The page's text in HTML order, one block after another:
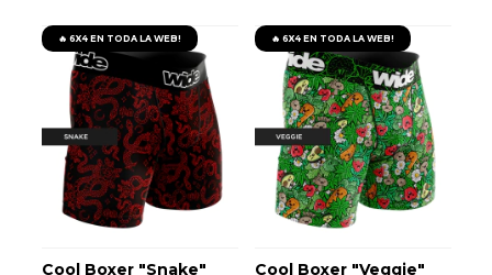
🔥 6X4 EN TODA LA WEB!
Cool Boxer "Snake"
🔥 6X4 EN TODA LA WEB!
Cool Boxer "Veggie"